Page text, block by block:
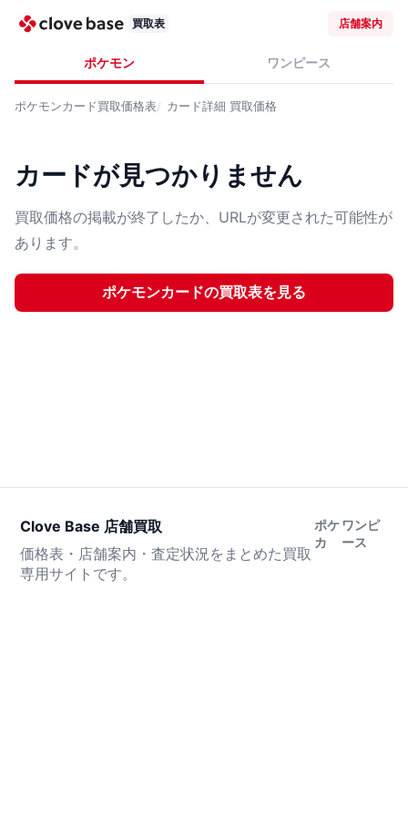
買取表 店舗案内
ポケモン ワンピース
ポケモンカード買取価格表 カード詳細 買取価格
カードが見つかりません
買取価格の掲載が終了したか、URLが変更された可能性が
あります。
ポケモンカードの買取表を見る
Clove Base 店舗買取
価格表・店舗案内・査定状況をまとめた買取
専用サイトです。
ポケ
カ
ワンピ
ース